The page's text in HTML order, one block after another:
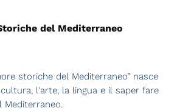
del Mediterraneo
storiche del Mediterraneo” nasce
l'arte, la lingua e il saper fare
Mediterraneo.